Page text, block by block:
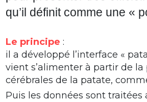
qu’il définit comme une «
Le principe :
il a développé l’interface «
vient s’alimenter à partir de
cérébrales de la patate,
Puis les données sont